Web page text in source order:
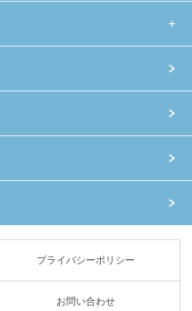
プライバシーポリシー
お問い合わせ